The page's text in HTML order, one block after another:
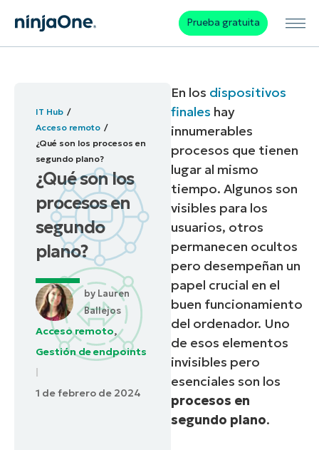
Prueba gratuita
IT Hub
Acceso remoto
¿Qué son los procesos en
segundo plano?
¿Qué son los
procesos en
segundo
plano?
byLauren
Ballejos
Acceso remoto,
Gestión de endpoints
1 de febrero de 2024
En los dispositivos
finales hay
innumerables
procesos que tienen
lugar al mismo
tiempo. Algunos son
visibles para los
usuarios, otros
permanecen ocultos
pero desempeñan un
papel crucial en el
buen funcionamiento
del ordenador. Uno
de esos elementos
invisibles pero
esenciales son los
procesos en
segundo plano.